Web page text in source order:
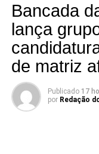
Bancada
lança
de matriz
Publicado 17
por Redação